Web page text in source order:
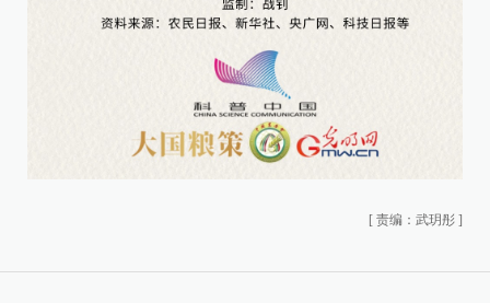
[ 责编：武玥彤 ]